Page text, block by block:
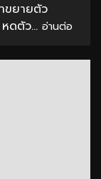
ขยายตัว
ดตัว... อ่านต่อ